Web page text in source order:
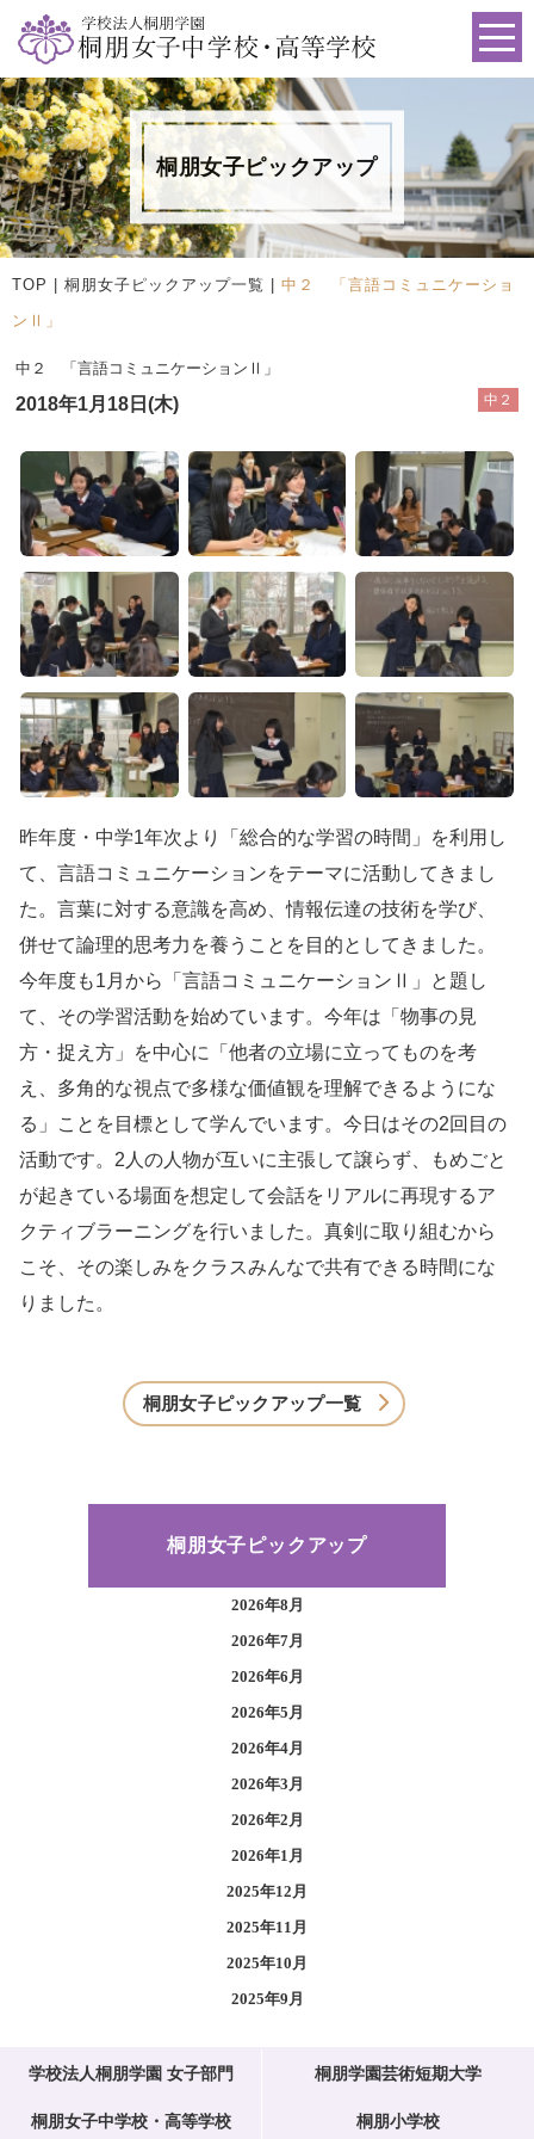
桐朋女子ピックアップ
TOP | 桐朋女子ピックアップ一覧 | 中２ 「言語コミュニケーショ
ンⅡ」
中２ 「言語コミュニケーションⅡ」
2018年1月18日(木) 中２
昨年度・中学1年次より「総合的な学習の時間」を利用し
て、言語コミュニケーションをテーマに活動してきまし
た。言葉に対する意識を高め、情報伝達の技術を学び、
併せて論理的思考力を養うことを目的としてきました。
今年度も1月から「言語コミュニケーションⅡ」と題し
て、その学習活動を始めています。今年は「物事の見
方・捉え方」を中心に「他者の立場に立ってものを考
え、多角的な視点で多様な価値観を理解できるようにな
る」ことを目標として学んでいます。今日はその2回目の
活動です。2人の人物が互いに主張して譲らず、もめごと
が起きている場面を想定して会話をリアルに再現するア
クティブラーニングを行いました。真剣に取り組むから
こそ、その楽しみをクラスみんなで共有できる時間にな
りました。
桐朋女子ピックアップ一覧
桐朋女子ピックアップ
2026年8月
2026年7月
2026年6月
2026年5月
2026年4月
2026年3月
2026年2月
2026年1月
2025年12月
2025年11月
2025年10月
2025年9月
学校法人桐朋学園 女子部門 桐朋学園芸術短期大学
桐朋女子中学校・高等学校 桐朋小学校